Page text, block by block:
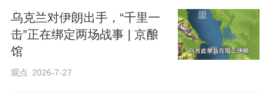
乌克兰对伊朗出手，“千里一
击”正在绑定两场战事 | 京酿
馆
观点 2026-7-27